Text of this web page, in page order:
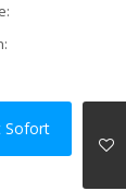
Sofort